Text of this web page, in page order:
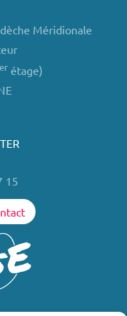
Méridionale
erétage)
15